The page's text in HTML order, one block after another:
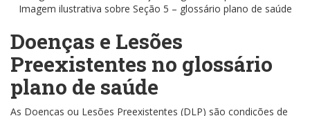
Imagem ilustrativa sobre Seção 5 – glossário plano de saúde
Doenças e Lesões
Preexistentes no glossário
plano de saúde
As Doenças ou Lesões Preexistentes (DLP) são condições de